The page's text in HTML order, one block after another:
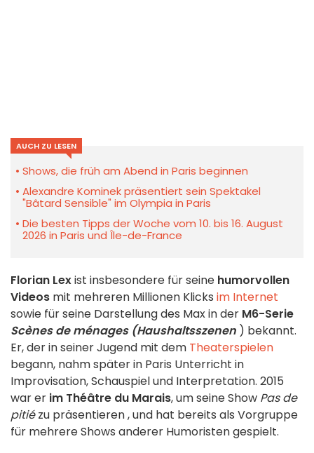
AUCH ZU LESEN
Shows, die früh am Abend in Paris beginnen
Alexandre Kominek präsentiert sein Spektakel
"Bâtard Sensible" im Olympia in Paris
Die besten Tipps der Woche vom 10. bis 16. August
2026 in Paris und Île-de-France
Florian Lexist insbesondere für seine humorvollen
Videos mit mehreren Millionen Klicks im Internet
sowie für seine Darstellung des Max in der M6-Serie
Scènes de ménages (Haushaltsszenen ) bekannt.
Er, der in seiner Jugend mit dem Theaterspielen
begann, nahm später in Paris Unterricht in
Improvisation, Schauspiel und Interpretation. 2015
warer im Théâtre du Marais, um seine Show Pas de
pitiézu präsentieren, und hat bereits als Vorgruppe
für mehrere Shows anderer Humoristen gespielt.